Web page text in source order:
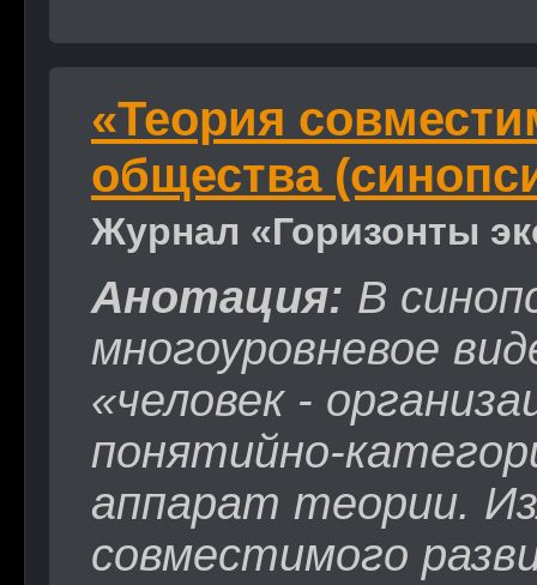
«Теория
общества
Журнал «Горизонты
Анотация: В
многоуровневое
«человек -
понятийно-
аппарат теории.
совместимого